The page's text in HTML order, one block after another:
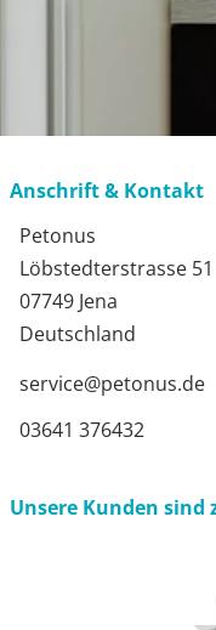
Anschrift & Kontakt
Petonus
Löbstedterstrasse 51
07749 Jena
Deutschland
service@petonus.de
03641 376432
Unsere Kunden sind